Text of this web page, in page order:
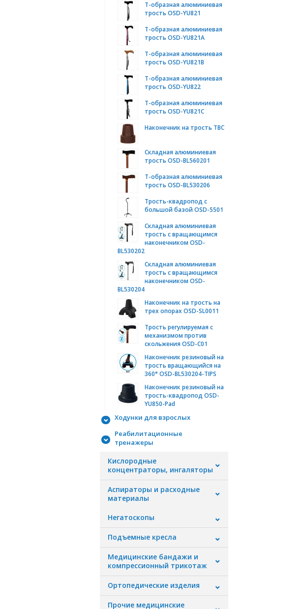
Т-образная алюминиевая
трость OSD-YU821
Т-образная алюминиевая
трость OSD-YU821А
Т-образная алюминиевая
трость OSD-YU821B
Т-образная алюминиевая
трость OSD-YU822
Т-образная алюминиевая
трость OSD-YU821C
Наконечник на трость TBC
Складная алюминиевая
трость OSD-BL560201
Т-образная алюминиевая
трость OSD-BL530206
Трость-квадропод с
большой базой OSD-5501
Складная алюминиевая
трость с вращающимся
наконечником OSD-
BL530202
Складная алюминиевая
трость с вращающимся
наконечником OSD-
BL530204
Наконечник на трость на
трех опорах OSD-SL0011
Трость регулируемая с
механизмом против
скольжения OSD-C01
Наконечник резиновый на
трость вращающийся на
360° OSD-BL530204-TIPS
Наконечник резиновый на
трость-квадропод OSD-
YU850-Pad
Ходунки для взрослых
Реабилитационные
тренажеры
Кислородные
концентраторы, ингаляторы
Аспираторы и расходные
материалы
Негатоскопы
Подъемные кресла
Медицинские бандажи и
компрессионный трикотаж
Ортопедические изделия
Прочие медицинские